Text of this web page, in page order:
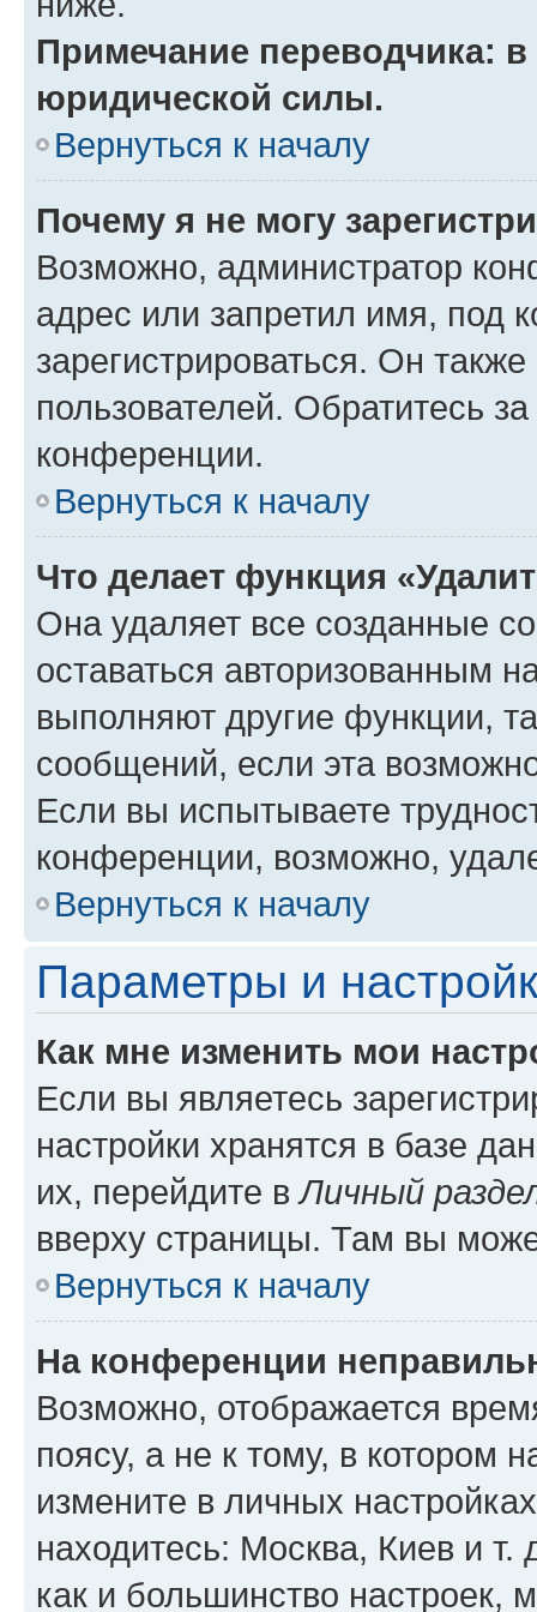
Примечание переводчика:
юридической силы.
Вернуться к началу
Почему я не могу
Возможно, администратор
адрес или запретил имя, под
зарегистрироваться. Он
пользователей. Обратитесь
конференции.
Вернуться к началу
Что делает функция
Она удаляет все созданные
оставаться авторизованным
выполняют другие функции,
сообщений, если эта
Если вы испытываете
конференции, возможно,
Вернуться к началу
Параметры и
Как мне изменить мои
Если вы являетесь
настройки хранятся в базе
их, перейдите вЛичный
вверху страницы. Там вы
Вернуться к началу
На конференции
Возможно, отображается
поясу, а не к тому, в котором
измените в личных
находитесь: Москва, Киев и т.
как и большинство настроек,